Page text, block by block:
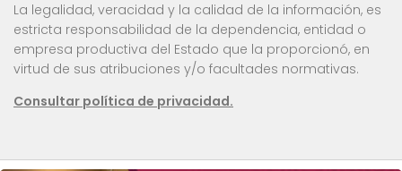
La legalidad, veracidad y la calidad de la información, es
estricta responsabilidad de la dependencia, entidad o
empresa productiva del Estado que la proporcionó, en
virtud de sus atribuciones y/o facultades normativas.
Consultar política de privacidad.